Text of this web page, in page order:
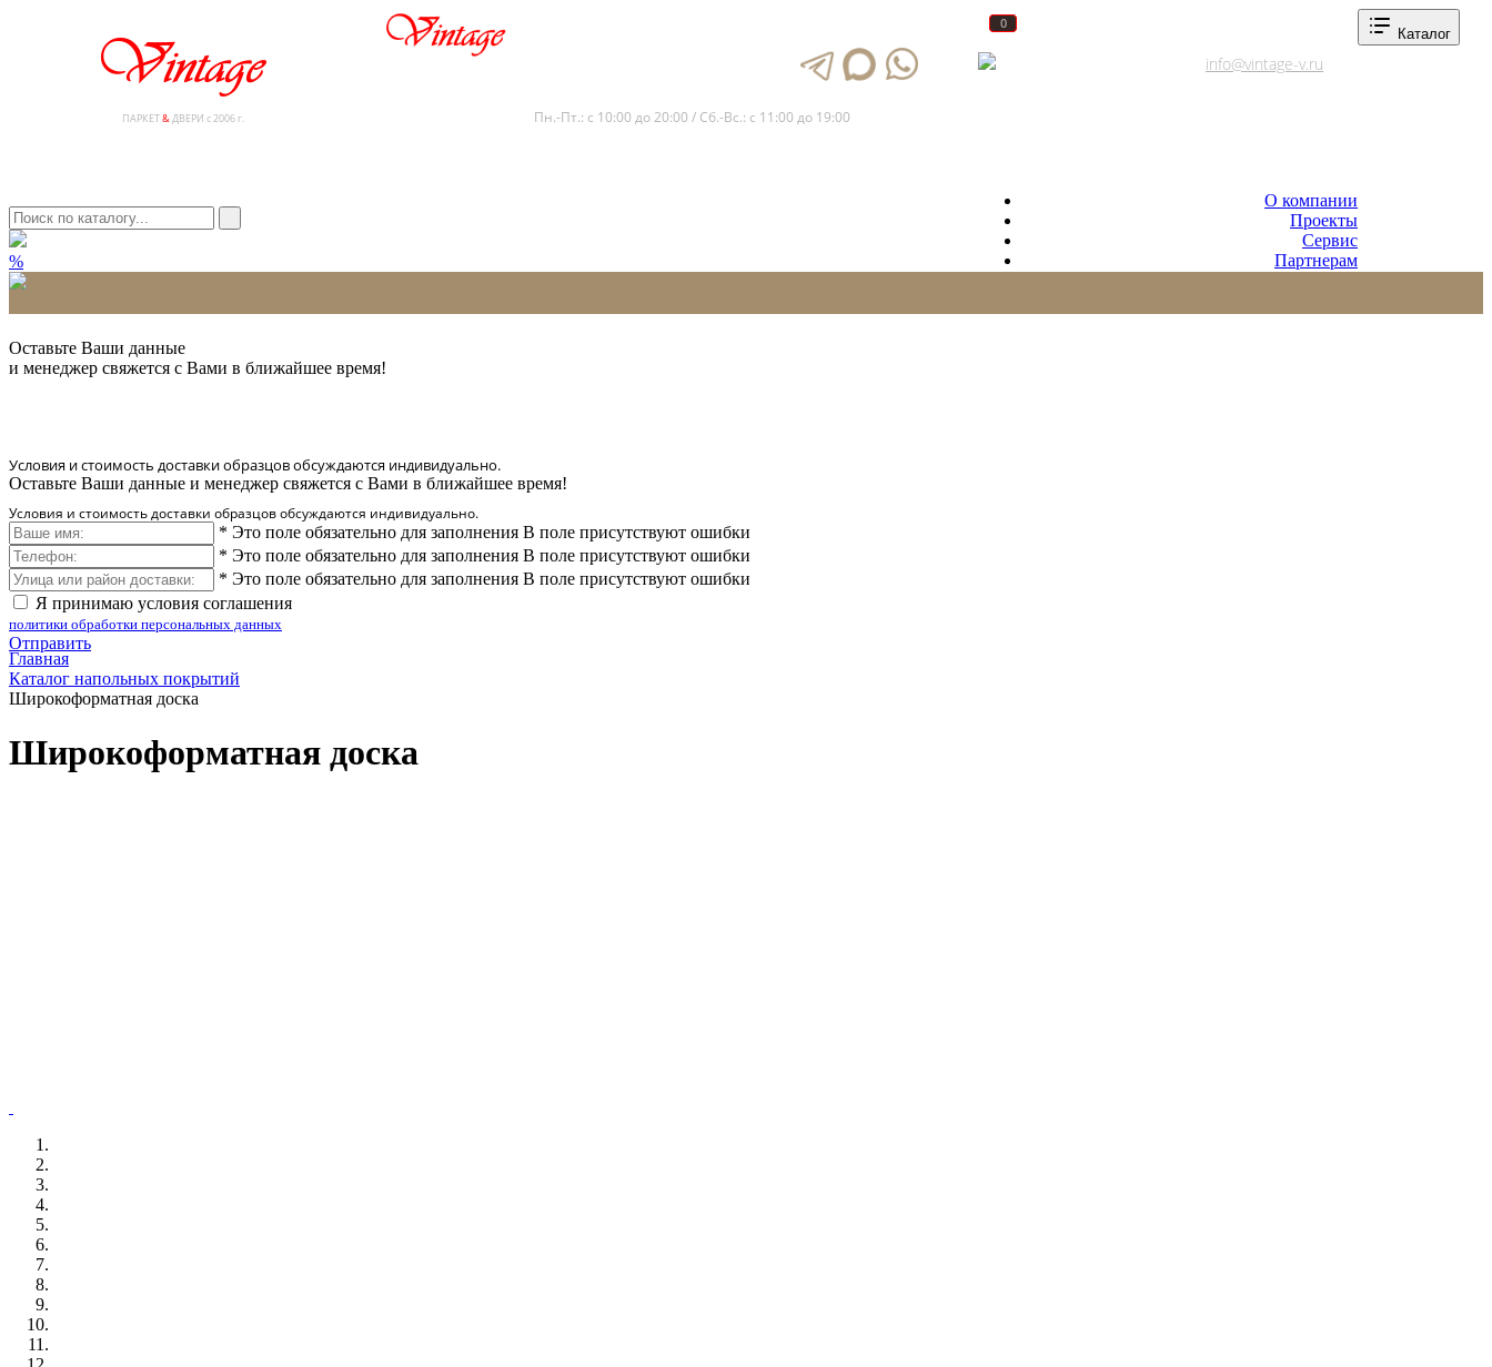
ПАРКЕТ&ДВЕРИ с 2006 г. Пн.-Пт.: с 10:00 до 20:00 / Сб.-Вс.: с 11:00 до 19:00
info@vintage-v.ru
0
0
О компании
Проекты
Сервис
Партнерам
Каталог
%
Оставьте Ваши данные
и менеджер свяжется с Вами в ближайшее время!
Условия и стоимость доставки образцов обсуждаются индивидуально.
Оставьте Ваши данные и менеджер свяжется с Вами в ближайшее время!
Условия и стоимость доставки образцов обсуждаются индивидуально.
* Это поле обязательно для заполнения В поле присутствуют ошибки
* Это поле обязательно для заполнения В поле присутствуют ошибки
* Это поле обязательно для заполнения В поле присутствуют ошибки
Я принимаю условия соглашения
политики обработки персональных данных
Отправить
Главная
Каталог напольных покрытий
Широкоформатная доска
Широкоформатная доска